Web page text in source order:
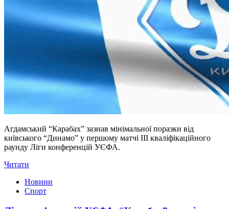
Агдамський “Карабах” зазнав мінімальної поразки від
київського “Динамо” у першому матчі ІІІ кваліфікаційного
раунду Ліги конференцій УЄФА.
Читати
Новини
Спорт